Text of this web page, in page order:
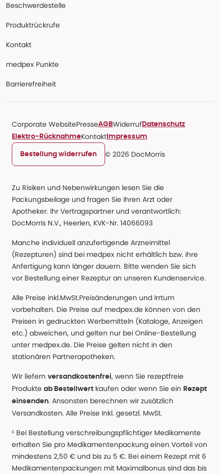
Beschwerdestelle
Produktrückrufe
Kontakt
medpex Punkte
Barrierefreiheit
Corporate WebsitePresseAGBWiderruf Datenschutz
Elektro-RücknahmeKontakt Impressum
Bestellung widerrufen © 2026 DocMorris
Zu Risiken und Nebenwirkungen lesen Sie die
Packungsbeilage und fragen Sie Ihren Arzt oder
Apotheker. Ihr Vertragspartner und verantwortlich:
DocMorris N.V., Heerlen, KVK-Nr. 14066093
Manche individuell anzufertigende Arzneimittel
(Rezepturen) sind bei medpex nicht erhältlich bzw. ihre
Anfertigung kann länger dauern. Bitte wenden Sie sich
vor Bestellung einer Rezeptur an unseren Kundenservice.
Alle Preise inkl.MwSt.Preisänderungen und Irrtum
vorbehalten. Die Preise auf medpex.de können von den
Preisen in gedruckten Werbemitteln (Kataloge, Anzeigen
etc.) abweichen, und gelten nur bei Online-Bestellung
unter medpex.de. Die Preise gelten nicht in den
stationären Partnerapotheken.
Wir liefern versandkostenfrei, wenn Sie rezeptfreie
Produkte ab Bestellwert kaufen oder wenn Sie ein Rezept
einsenden. Ansonsten berechnen wir zusätzlich
Versandkosten. Alle Preise Inkl. gesetzl. MwSt.
¹ Bei Bestellung verschreibungspflichtiger Medikamente
erhalten Sie pro Medikamentenpackung einen Vorteil von
mindestens 2,50 € und bis zu 5 €. Bei einem Rezept mit 6
Medikamentenpackungen mit Maximalbonus sind das bis